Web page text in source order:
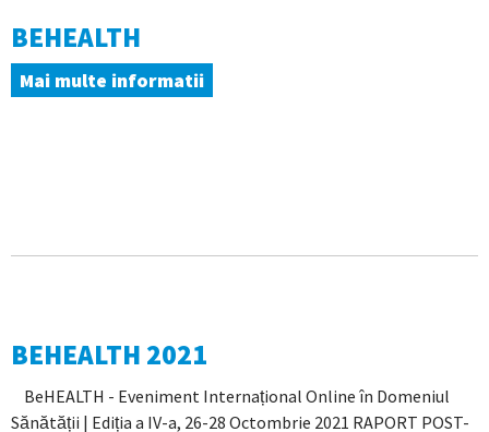
BEHEALTH
Mai multe informatii
BEHEALTH 2021
BeHEALTH - Eveniment Internațional Online în Domeniul
Sănătății | Ediția a IV-a, 26-28 Octombrie 2021 RAPORT POST-